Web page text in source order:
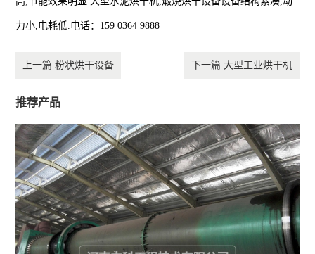
力小,电耗低.电话：159 0364 9888
上一篇 粉状烘干设备 下一篇 大型工业烘干机
推荐产品